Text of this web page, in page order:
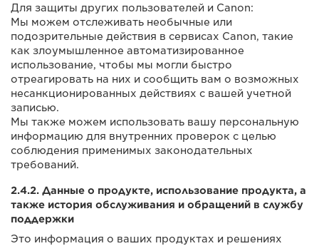
Для защиты других пользователей и Canon:
Мы можем отслеживать необычные или
подозрительные действия в сервисах Canon, такие
как злоумышленное автоматизированное
использование, чтобы мы могли быстро
отреагировать на них и сообщить вам о возможных
несанкционированных действиях с вашей учетной
записью.
Мы также можем использовать вашу персональную
информацию для внутренних проверок с целью
соблюдения применимых законодательных
требований.
2.4.2. Данные о продукте, использование продукта, а
также история обслуживания и обращений в службу
поддержки
Это информация о ваших продуктах и решениях